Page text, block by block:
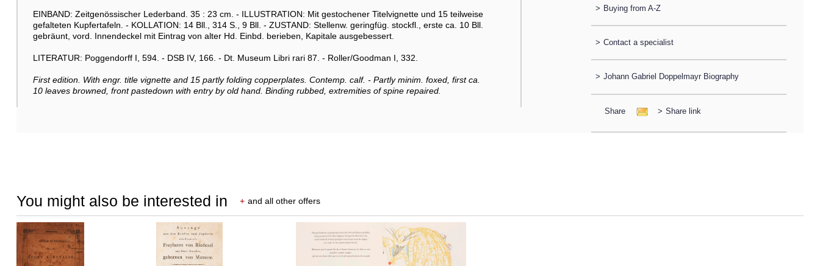
EINBAND: Zeitgenössischer Lederband. 35 : 23 cm. - ILLUSTRATION: Mit gestochener Titelvignette und 15 teilweise
gefalteten Kupfertafeln. - KOLLATION: 14 Bll., 314 S., 9 Bll. - ZUSTAND: Stellenw. geringfüg. stockfl., erste ca. 10 Bll.
gebräunt, vord. Innendeckel mit Eintrag von alter Hd. Einbd. berieben, Kapitale ausgebessert.
LITERATUR: Poggendorff I, 594. - DSB IV, 166. - Dt. Museum Libri rari 87. - Roller/Goodman I, 332.
First edition. With engr. title vignette and 15 partly folding copperplates. Contemp. calf. - Partly minim. foxed, first ca.
10 leaves browned, front pastedown with entry by old hand. Binding rubbed, extremities of spine repaired.
> Buying from A-Z
> Contact a specialist
> Johann Gabriel Doppelmayr Biography
Share > Share link
You might also be interested in + and all other offers